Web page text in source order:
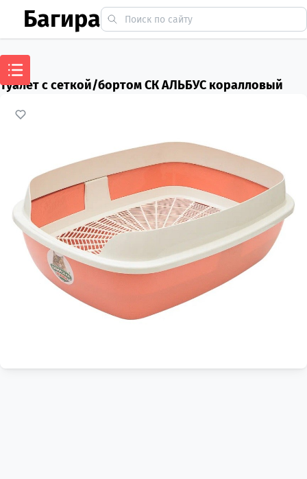
Багира
Туалет с сеткой/бортом СК АЛЬБУС коралловый